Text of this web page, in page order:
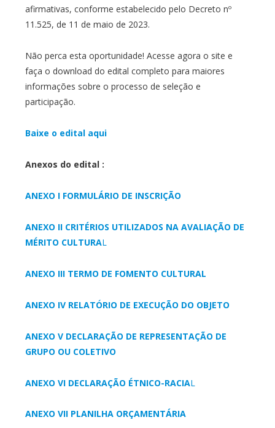
afirmativas, conforme estabelecido pelo Decreto nº
11.525, de 11 de maio de 2023.
Não perca esta oportunidade! Acesse agora o site e
faça o download do edital completo para maiores
informações sobre o processo de seleção e
participação.
Baixe o edital aqui
Anexos do edital :
ANEXO I FORMULÁRIO DE INSCRIÇÃO
ANEXO II CRITÉRIOS UTILIZADOS NA AVALIAÇÃO DE
MÉRITO CULTURAL
ANEXO III TERMO DE FOMENTO CULTURAL
ANEXO IV RELATÓRIO DE EXECUÇÃO DO OBJETO
ANEXO V DECLARAÇÃO DE REPRESENTAÇÃO DE
GRUPO OU COLETIVO
ANEXO VI DECLARAÇÃO ÉTNICO-RACIAL
ANEXO VII PLANILHA ORÇAMENTÁRIA